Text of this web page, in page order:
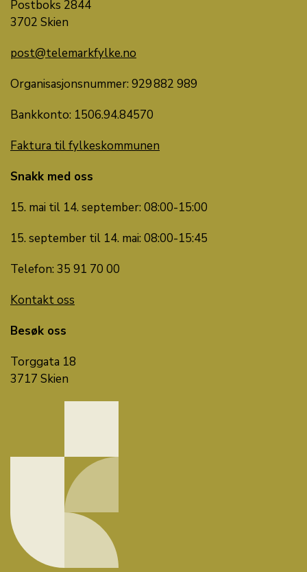
Postboks 2844
3702 Skien
post@telemarkfylke.no
Organisasjonsnummer: 929 882 989
Bankkonto: 1506.94.84570
Faktura til fylkeskommunen
Snakk med oss
15. mai til 14. september: 08:00-15:00
15. september til 14. mai: 08:00-15:45
Telefon: 35 91 70 00
Kontakt oss
Besøk oss
Torggata 18
3717 Skien